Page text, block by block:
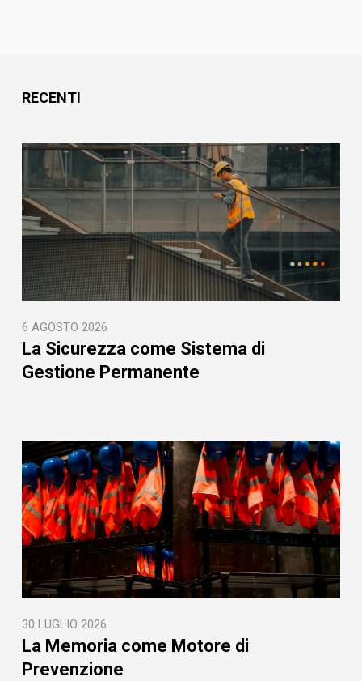
RECENTI
6 AGOSTO 2026
La Sicurezza come Sistema di
Gestione Permanente
30 LUGLIO 2026
La Memoria come Motore di
Prevenzione